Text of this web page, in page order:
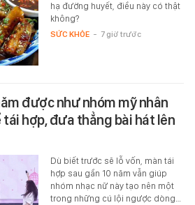
hạ đường huyết, điều này có thật
không?
SỨC KHỎE - 7 giờ trước
được như nhóm mỹ nhân
tái hợp, đưa thẳng bài hát lên
Dù biết trước sẽ lỗ vốn, màn tái
hợp sau gần 10 năm vẫn giúp
nhóm nhạc nữ này tạo nên một
trong những cú lội ngược dòng…